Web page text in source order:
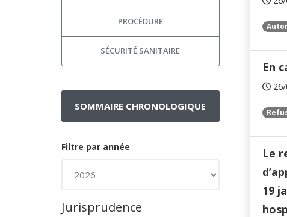
En
26/
Le
19
PROCÉDURE
SÉCURITÉ SANITAIRE
SOMMAIRE CHRONOLOGIQUE
Filtre par année
Jurisprudence